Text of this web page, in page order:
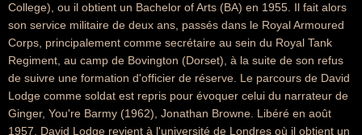
College), ou il obtient un Bachelor of Arts (BA) en 1955. Il fait alors
son service militaire de deux ans, passés dans le Royal Armoured
Corps, principalement comme secrétaire au sein du Royal Tank
Regiment, au camp de Bovington (Dorset), à la suite de son refus
de suivre une formation d'officier de réserve. Le parcours de David
Lodge comme soldat est repris pour évoquer celui du narrateur de
Ginger, You're Barmy (1962), Jonathan Browne. Libéré en août
1957, David Lodge revient à l'université de Londres où il obtient un